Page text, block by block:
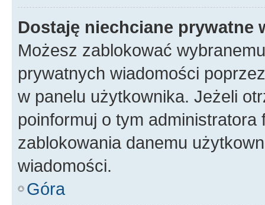
Dostaję niechciane prywatne
Możesz zablokować
prywatnych wiadomości
w panelu użytkownika. Jeżeli
poinformuj o tym
zablokowania danemu
wiadomości.
Góra